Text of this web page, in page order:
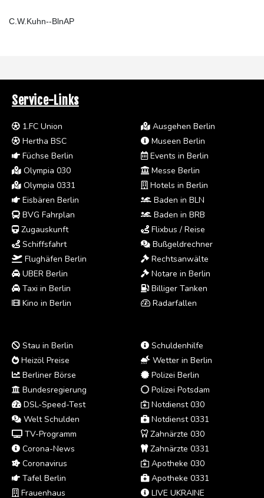
C.W.Kuhn--BlnAP
Service-Links
1.FC Union
Hertha BSC
Füchse Berlin
Olympia 030
Olympia 0331
Eisbären Berlin
BVG Fahrplan
Zugauskunft
Schiffsfahrt
Flughäfen Berlin
UBER Berlin
Taxi in Berlin
Kino in Berlin
Ausgehen Berlin
Museen Berlin
Events in Berlin
Messe Berlin
Hotels in Berlin
Baden in BLN
Baden in BRB
Flixbus / Reise
Bußgeldrechner
Rechtsanwälte
Notare in Berlin
Billiger Tanken
Radarfallen
Stau in Berlin
Heizöl Preise
Berliner Börse
Bundesregierung
DSL-Speed-Test
Welt Schulden
TV-Programm
Corona-News
Coronavirus
Tafel Berlin
Frauenhaus
Schuldenhilfe
Wetter in Berlin
Polizei Berlin
Polizei Potsdam
Notdienst 030
Notdienst 0331
Zahnärzte 030
Zahnärzte 0331
Apotheke 030
Apotheke 0331
LIVE UKRAINE